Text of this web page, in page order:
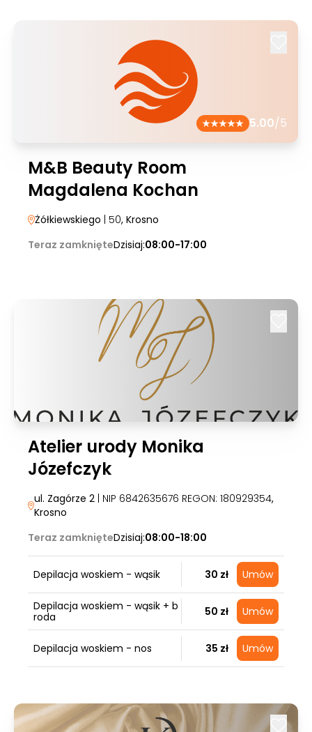
5.00/5
M&B Beauty Room
Magdalena Kochan
Żółkiewskiego | 50, Krosno
Teraz zamknięteDzisiaj:08:00-17:00
Atelier urody Monika
Józefczyk
ul. Zagórze 2 | NIP 6842635676 REGON: 180929354,
Krosno
Teraz zamknięteDzisiaj:08:00-18:00
Depilacja woskiem - wąsik 30 zł Umów
Depilacja woskiem - wąsik + b
roda
50 zł Umów
Depilacja woskiem - nos 35 zł Umów